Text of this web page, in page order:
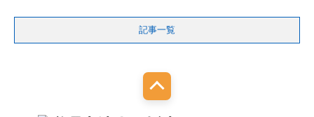
記事一覧